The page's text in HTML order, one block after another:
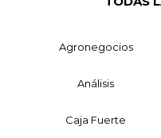
Agronegocios
Análisis
Caja Fuerte